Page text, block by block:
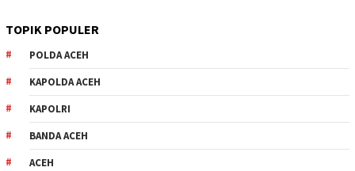
TOPIK POPULER
POLDA ACEH
KAPOLDA ACEH
KAPOLRI
BANDA ACEH
ACEH